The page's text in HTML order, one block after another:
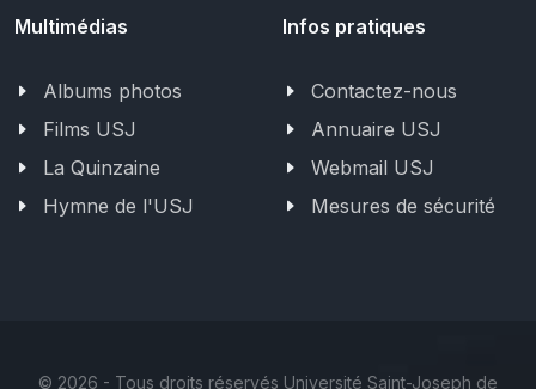
Multimédias
Albums photos
Films USJ
La Quinzaine
Hymne de l'USJ
Infos pratiques
Contactez-nous
Annuaire USJ
Webmail USJ
Mesures de sécurité
© 2026 - Tous droits réservés Université Saint-Joseph de